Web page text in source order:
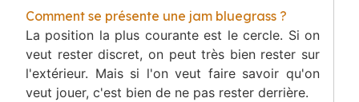
Comment se présente une jam bluegrass ?
La position la plus courante est le cercle. Si on
veut rester discret, on peut très bien rester sur
l'extérieur. Mais si l'on veut faire savoir qu'on
veut jouer, c'est bien de ne pas rester derrière.